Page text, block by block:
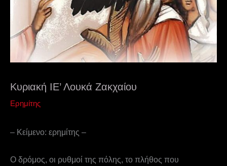
Κυριακή ΙΕ’ Λουκά Ζακχαίου
Ερημίτης
– Κείμενο: ερημίτης –
Ο δρόμος, οι ρυθμοί της πόλης, το πλήθος που